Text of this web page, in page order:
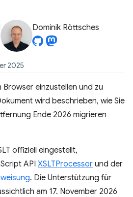
Dominik Röttsches
2025
Browser einzustellen und zu
wird beschrieben, wie Sie
Ende 2026 migrieren
offiziell eingestellt,
API XSLTProcessor und der
. Die Unterstützung für
am 17. November 2026